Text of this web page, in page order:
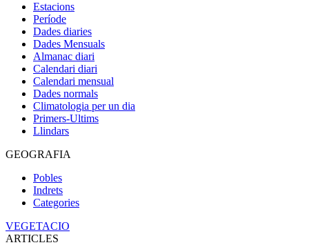
Estacions
Període
Dades diaries
Dades Mensuals
Almanac diari
Calendari diari
Calendari mensual
Dades normals
Climatologia per un dia
Primers-Ultims
Llindars
GEOGRAFIA
Pobles
Indrets
Categories
VEGETACIO
ARTICLES